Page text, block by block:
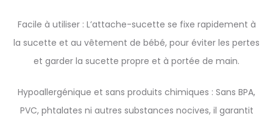
Facile à utiliser : L’attache-sucette se fixe rapidement à
la sucette et au vêtement de bébé, pour éviter les pertes
et garder la sucette propre et à portée de main.
Hypoallergénique et sans produits chimiques : Sans BPA,
PVC, phtalates ni autres substances nocives, il garantit